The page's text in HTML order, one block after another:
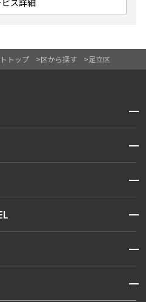
トップ 区から探す 足立区
る
屋数
ス詳細
開閉
開閉
開閉
開閉
開閉
開閉